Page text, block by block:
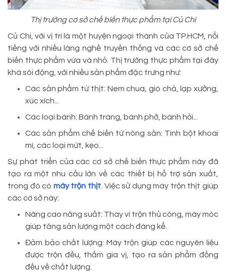
Thị trường cơ sở chế biến thực phẩm tại Củ Chi
Củ Chi, với vị trí là một huyện ngoại thành của TP.HCM, nổi
tiếng với nhiều làng nghề truyền thống và các cơ sở chế
biến thực phẩm vừa và nhỏ. Thị trường thực phẩm tại đây
khá sôi động, với nhiều sản phẩm đặc trưng như:
Các sản phẩm từ thịt: Nem chua, giò chả, lạp xưởng,
xúc xích...
Các loại bánh: Bánh tráng, bánh phở, bánh hỏi...
Các sản phẩm chế biến từ nông sản: Tinh bột khoai
mì, các loại mứt, kẹo...
Sự phát triển của các cơ sở chế biến thực phẩm này đã
tạo ra một nhu cầu lớn về các thiết bị hỗ trợ sản xuất,
trong đó có máy trộn thịt. Việc sử dụng máy trộn thịt giúp
các cơ sở này:
Nâng cao năng suất: Thay vì trộn thủ công, máy móc
giúp tăng sản lượng một cách đáng kể.
Đảm bảo chất lượng: Máy trộn giúp các nguyên liệu
được trộn đều, thấm gia vị, tạo ra sản phẩm đồng
đều về chất lượng.